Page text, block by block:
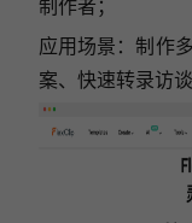
制作者；
应用场景：制作
案、快速转录访